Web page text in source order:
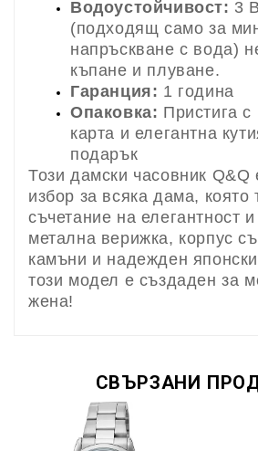
Водоустойчивост: 3
(подходящ само за
напръскване с вода)
къпане и плуване.
Гаранция: 1 година
Опаковка: Пристига с
карта и елегантна
подарък
Този дамски часовник Q&Q
избор за всяка дама, която
съчетание на елегантност
метална верижка, корпус
камъни и надежден
този модел е създаден за
жена!
СВЪРЗАНИ